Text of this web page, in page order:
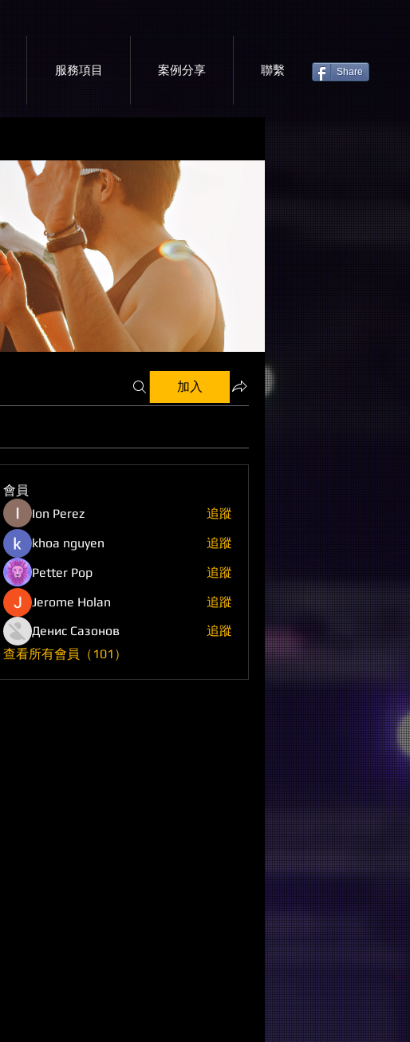
服務項目 案例分享 聯繫 Share
加入
會員
Ion Perez
追蹤
khoa nguyen
追蹤
Petter Pop
追蹤
Jerome Holan
追蹤
Денис Сазонов
追蹤
查看所有會員（101）